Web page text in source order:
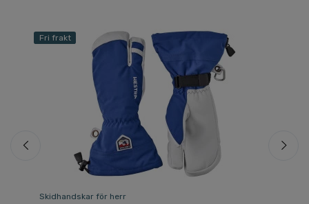
Fri frakt
Skidhandskar för herr